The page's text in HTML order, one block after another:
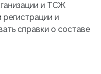
и ТСЖ
регистрации и
справки о составе